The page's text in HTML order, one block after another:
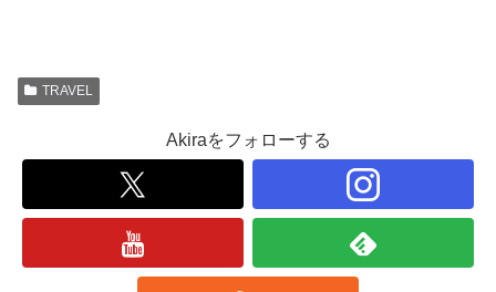
TRAVEL
Akiraをフォローする